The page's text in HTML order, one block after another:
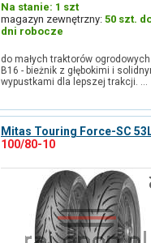
Na stanie: 1 szt
magazyn zewnętrzny: 50 szt.
dni robocze
do małych traktorów ogrodowych
B16 - bieżnik z głębokimi i
wypustkami dla lepszej trakcji. …
Mitas Touring Force-SC
100/80-10